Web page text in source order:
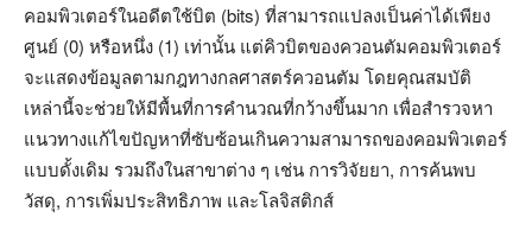
คอมพิวเตอร์ในอดีตใช้บิต (bits) ที่สามารถแปลงเป็นค่าได้เพียง
ศูนย์ (0) หรือหนึ่ง (1) เท่านั้น แต่คิวบิตของควอนตัมคอมพิวเตอร์
จะแสดงข้อมูลตามกฎทางกลศาสตร์ควอนตัม โดยคุณสมบัติ
เหล่านี้จะช่วยให้มีพื้นที่การคำนวณที่กว้างขึ้นมาก เพื่อสำรวจหา
แนวทางแก้ไขปัญหาที่ซับซ้อนเกินความสามารถของคอมพิวเตอร์
แบบดั้งเดิม รวมถึงในสาขาต่าง ๆ เช่น การวิจัยยา, การค้นพบ
วัสดุ, การเพิ่มประสิทธิภาพ และโลจิสติกส์